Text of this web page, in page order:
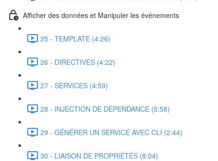
Afficher des données et Manipuler les événements
25 - TEMPLATE (4:26)
26 - DIRECTIVES (4:22)
27 - SERVICES (4:59)
28 - INJECTION DE DÉPENDANCE (5:58)
29 - GÉNÉRER UN SERVICE AVEC CLI (2:44)
30 - LIAISON DE PROPRIÉTÉS (8:04)